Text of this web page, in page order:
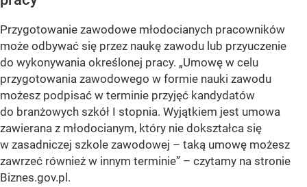
Przygotowanie zawodowe młodocianych pracowników
może odbywać się przez naukę zawodu lub przyuczenie
do wykonywania określonej pracy. „Umowę w celu
przygotowania zawodowego w formie nauki zawodu
możesz podpisać w terminie przyjęć kandydatów
do branżowych szkół I stopnia. Wyjątkiem jest umowa
zawierana z młodocianym, który nie dokształca się
w zasadniczej szkole zawodowej – taką umowę możesz
zawrzeć również w innym terminie” – czytamy na stronie
Biznes.gov.pl.